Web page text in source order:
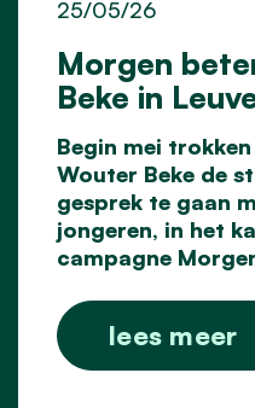
Morgen
Beke in
25/05/26
Begin mei trokken
Wouter Beke de
gesprek te gaan
jongeren, in het
campagne
lees meer